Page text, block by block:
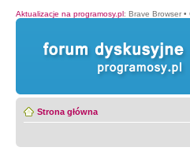
Aktualizacje na programosy.pl: Brave Browser •
Strona główna